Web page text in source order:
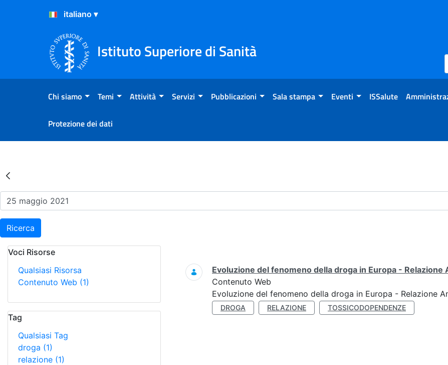
Salta al Contenuto
Salta al Footer
Istituto Superiore di Sanità
Chi siamo Temi Attività Servizi Pubblicazioni Sala stampa Eventi ISSalute
Protezione dei dati
Risultati della Ricerca - Eventi
Ricerca
Voci Risorse
Qualsiasi Risorsa
Contenuto Web (1)
Tag
Qualsiasi Tag
droga (1)
relazione (1)
Ricerca
Evoluzione del fenomeno della droga in Europa - Relazione
Contenuto Web
Evoluzione del fenomeno della droga in Europa - Relazione
DROGA RELAZIONE TOSSICODOPENDENZE